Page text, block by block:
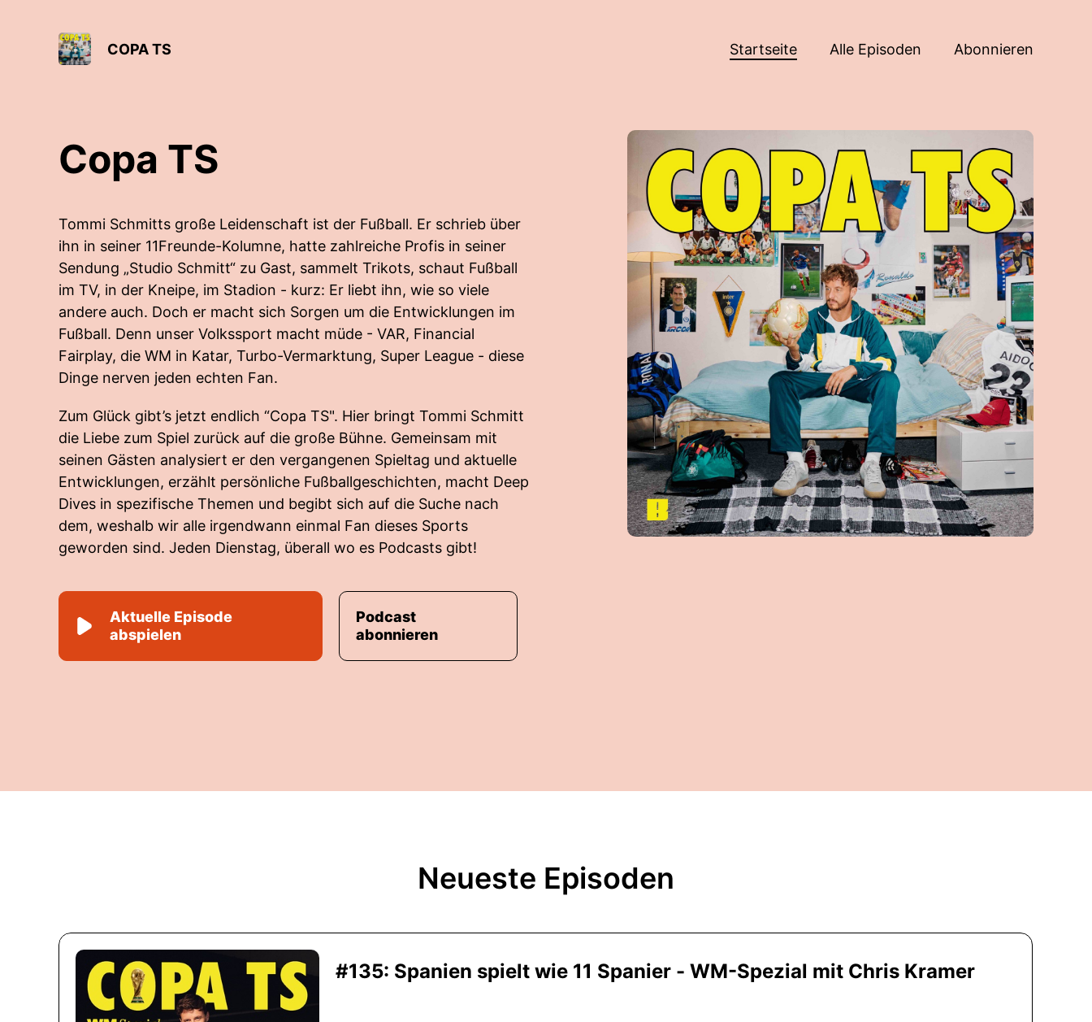
COPA TS Startseite Alle Episoden Abonnieren
Copa TS
Tommi Schmitts große Leidenschaft ist der Fußball. Er schrieb über
ihn in seiner 11Freunde-Kolumne, hatte zahlreiche Profis in seiner
Sendung „Studio Schmitt“ zu Gast, sammelt Trikots, schaut Fußball
im TV, in der Kneipe, im Stadion - kurz: Er liebt ihn, wie so viele
andere auch. Doch er macht sich Sorgen um die Entwicklungen im
Fußball. Denn unser Volkssport macht müde - VAR, Financial
Fairplay, die WM in Katar, Turbo-Vermarktung, Super League - diese
Dinge nerven jeden echten Fan.
Zum Glück gibt’s jetzt endlich “Copa TS". Hier bringt Tommi Schmitt
die Liebe zum Spiel zurück auf die große Bühne. Gemeinsam mit
seinen Gästen analysiert er den vergangenen Spieltag und aktuelle
Entwicklungen, erzählt persönliche Fußballgeschichten, macht Deep
Dives in spezifische Themen und begibt sich auf die Suche nach
dem, weshalb wir alle irgendwann einmal Fan dieses Sports
geworden sind. Jeden Dienstag, überall wo es Podcasts gibt!
Aktuelle Episode
abspielen
Podcast
abonnieren
Neueste Episoden